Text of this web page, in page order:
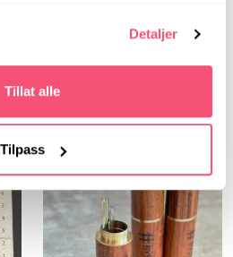
Detaljer
Tillat alle
Tilpass
(sett a 6 stk)